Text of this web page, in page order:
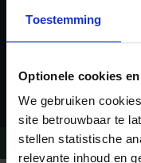
Toestemming
Optionele cookies
We gebruiken
site betrouwbaar te
stellen statistische
relevante inhoud en